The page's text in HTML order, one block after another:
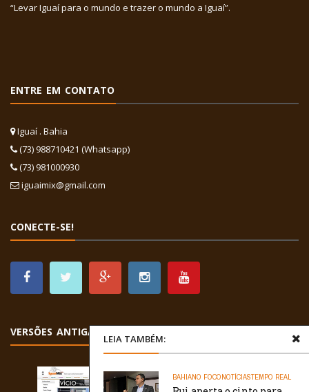
LEIA TAMBÉM:
BAHIANO FOCONOTÍCIASTEMPO REAL
“Levar Iguaí para o mundo e trazer o mundo a Iguaí”.
ENTRE EM CONTATO
Iguaí . Bahia
(73) 988710421 (Whatsapp)
(73) 981000930
iguaimix@gmail.com
CONECTE-SE!
VERSÕES ANTIGAS